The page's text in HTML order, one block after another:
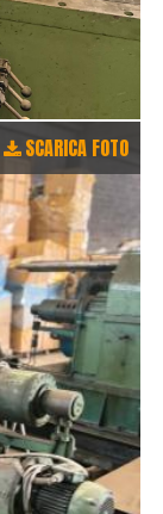
SCARICA FOTO